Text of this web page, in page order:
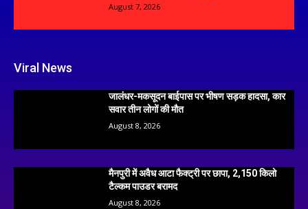
August 7, 2026
Viral News
जालंधर-मकसूदन बाईपास पर भीषण सड़क हादसा, कार
सवार तीन लोगों की मौत
August 8, 2026
मैनपुरी में अवैध आटा फैक्ट्री पर छापा, 2,150 किलो
टैल्कम पाउडर बरामद
August 8, 2026